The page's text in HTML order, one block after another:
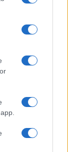
di
del
degli
della
dallo